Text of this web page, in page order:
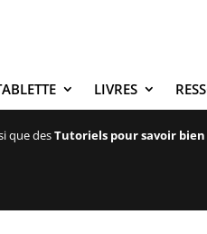
LIVRES
que desTutoriels pour savoir